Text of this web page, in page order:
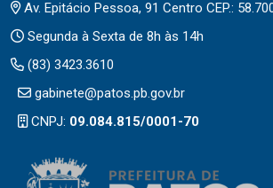
Av. Epitácio Pessoa, 91 Centro CEP.:
Segunda à Sexta de 8h às 14h
(83) 3423.3610
gabinete@patos.pb.gov.br
CNPJ: 09.084.815/0001-70